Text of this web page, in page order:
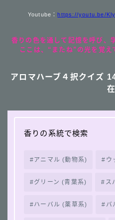
Youtube：https://youtu.be/
香りの色を通して記憶を呼び、
ここは、“またね”の光を覚え
アロマハーブ４択クイズ
在
香りの系統で検索
アニマル (動物系) ウ
グリーン (青葉系) ス
ハーバル (薬草系) バ